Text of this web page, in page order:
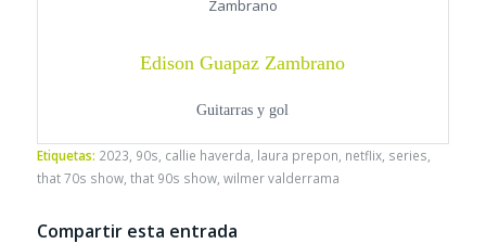
Edison Guapaz Zambrano
Guitarras y gol
Etiquetas: 2023 90s callie haverda laura prepon netflix, series
that 70s show, that 90s show, wilmer valderrama
Compartir esta entrada